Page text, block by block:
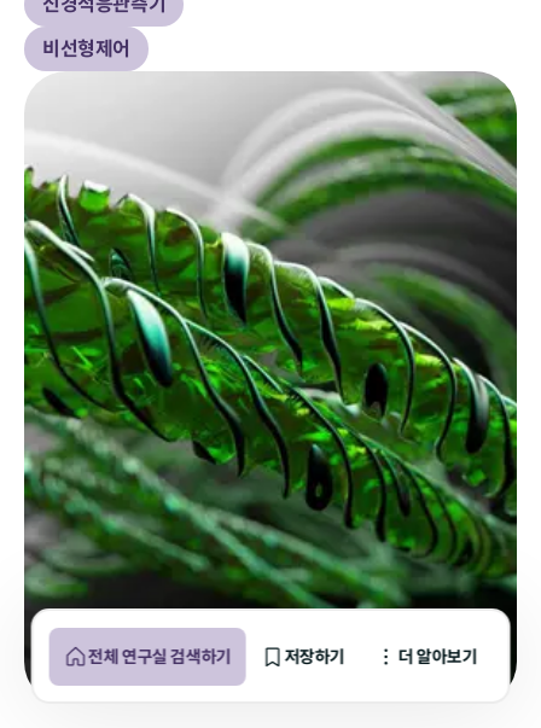
비선형제어
전체 연구실 검색하기 저장하기 더 알아보기